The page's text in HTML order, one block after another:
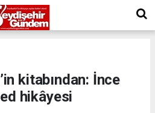
kitabından: İnce
hikâyesi